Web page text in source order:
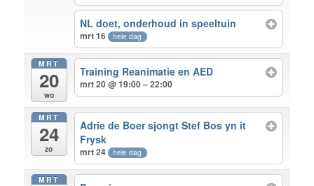
NL doet, onderhoud in speeltuin
mrt 16 hele dag
MRT
20
wo
Training Reanimatie en AED
mrt 20 @ 19:00 – 22:00
MRT
24
zo
Adrie de Boer sjongt Stef Bos yn it
Frysk
mrt 24 hele dag
MRT